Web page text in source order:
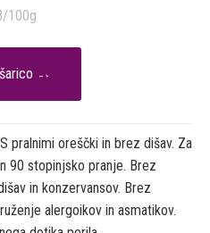
/100g

pralnimi oreščki in brez dišav. Za
90 stopinjsko pranje. Brez
in konzervansov. Brez
alergoikov in asmatikov.